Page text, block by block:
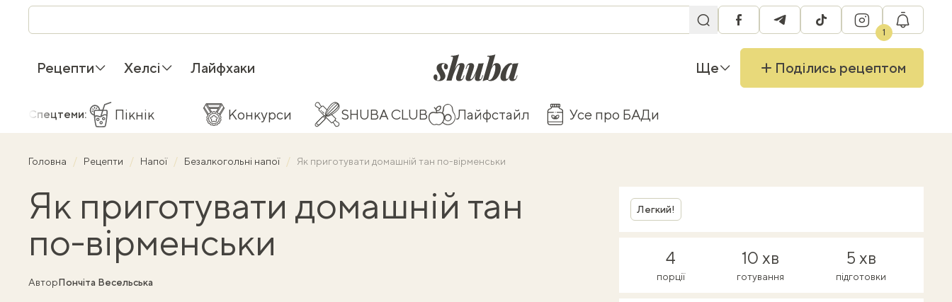
facebooktelegramtiktok instagram
1
Рецепти Хелсі Лайфхаки shuba.life Ще Поділись рецептом
Спецтеми: Пікнік Конкурси SHUBA CLUB Лайфстайл Усе про БАДи
Головна Рецепти Напої Безалкогольні напої Як приготувати домашній тан по-вірменськи
Як приготувати домашній тан
по-вірменськи
АвторПончіта Весельська
Легкий!
4
порції
10 хв
готування
5 хв
підготовки